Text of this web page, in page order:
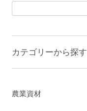
カテゴリーから探す
農業資材